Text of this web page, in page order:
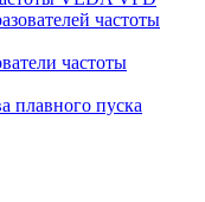
частоты
частоты
плавного пуска